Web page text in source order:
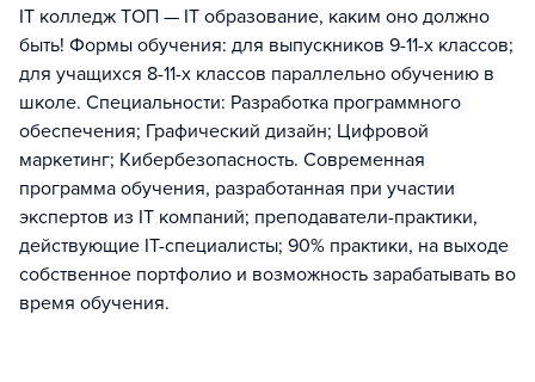
IT колледж ТОП — IT образование, каким оно должно
быть! Формы обучения: для выпускников 9-11-х классов;
для учащихся 8-11-х классов параллельно обучению в
школе. Специальности: Разработка программного
обеспечения; Графический дизайн; Цифровой
маркетинг; Кибербезопасность. Современная
программа обучения, разработанная при участии
экспертов из IT компаний; преподаватели-практики,
действующие IT-специалисты; 90% практики, на выходе
собственное портфолио и возможность зарабатывать во
время обучения.